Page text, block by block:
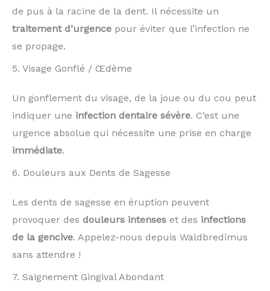
de pus à la racine de la dent. Il nécessite un
traitement d’urgence pour éviter que l’infection ne
se propage.
5. Visage Gonflé / Œdème
Un gonflement du visage, de la joue ou du cou peut
indiquer une infection dentaire sévère. C’est une
urgence absolue qui nécessite une prise en charge
immédiate.
6. Douleurs aux Dents de Sagesse
Les dents de sagesse en éruption peuvent
provoquer des douleurs intenses et des infections
de la gencive. Appelez-nous depuis Waldbredimus
sans attendre !
7. Saignement Gingival Abondant